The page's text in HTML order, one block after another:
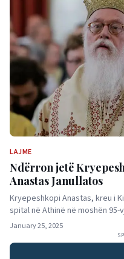
LAJME
Ndërron jetë
Anastas Janullatos
Kryepeshkopi Anastas, kreu i
spital në Athinë në moshën
January 25, 2025